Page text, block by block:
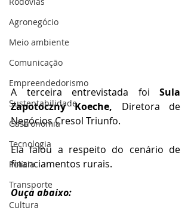
Agronegócio
Meio ambiente
Comunicação
Empreendedorismo
Sustentabilidade
Gastronomia
Tecnologia
Polícia
Transporte
Cultura
A terceira entrevistada foi Sula
Zapotoczny Koeche, Diretora de
Negócios Cresol Triunfo.
Ela falou a respeito do cenário de
financiamentos rurais.
Ouça abaixo: